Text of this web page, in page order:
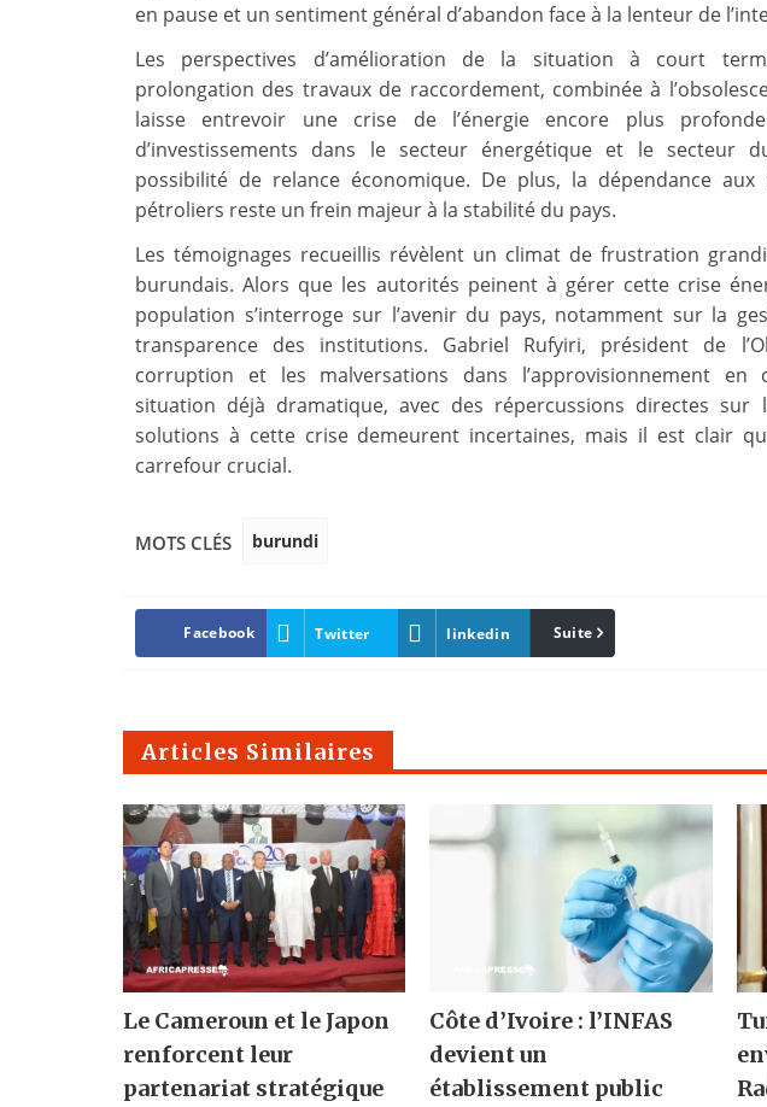
en pause et un sentiment général d’abandon face à la lenteur de
Les perspectives d’amélioration de la situation à court
prolongation des travaux de raccordement, combinée à
laisse entrevoir une crise de l’énergie encore plus
d’investissements dans le secteur énergétique et le secteur
possibilité de relance économique. De plus, la dépendance
pétroliers reste un frein majeur à la stabilité du pays.
Les témoignages recueillis révèlent un climat de frustration
burundais. Alors que les autorités peinent à gérer cette crise
population s’interroge sur l’avenir du pays, notamment sur la
transparence des institutions. Gabriel Rufyiri, président de
corruption et les malversations dans l’approvisionnement en
situation déjà dramatique, avec des répercussions directes sur
solutions à cette crise demeurent incertaines, mais il est clair
carrefour crucial.
MOTS CLÉS burundi
Facebook Twitter linkedin Pinterest
Suite
Articles Similaires
Le Cameroun et le Japon
renforcent leur
partenariat stratégique
Côte d’Ivoire : l’INFAS
devient un
établissement public